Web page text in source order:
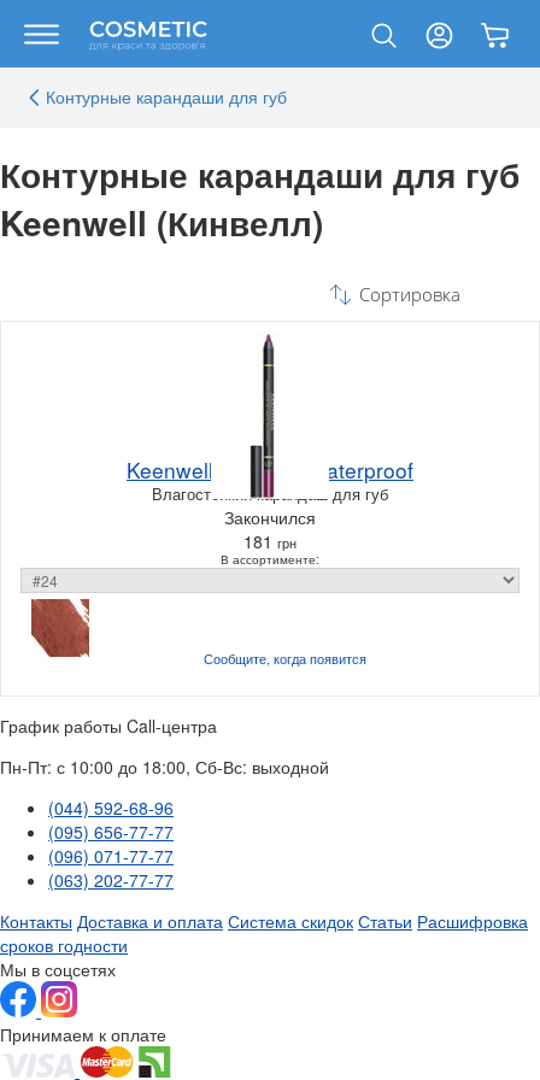
Контурные карандаши для губ
Контурные карандаши для губ
Keenwell (Кинвелл)
Сортировка
Keenwell Lip Liner Waterproof
Влагостойкий карандаш для губ
Закончился
181 грн
В ассортименте:
Сообщите, когдапоявится
График работы Call-центра
Пн-Пт: с 10:00 до 18:00, Сб-Вс: выходной
(044) 592-68-96
(095) 656-77-77
(096) 071-77-77
(063) 202-77-77
Контакты Доставка и оплата Система скидок Статьи Расшифровка
сроков годности
Мы в соцсетях
Принимаем к оплате